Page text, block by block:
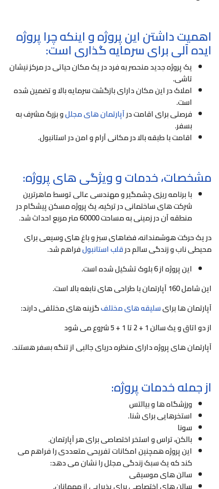
اهمیت داشتن این پروژه و اینکه چرا پروژه
ایده آلی برای سرمایه گذاری است:
یک پروژه جدید منحصر به فرد در یک مکان حیاتی در مرکز نیشان
تاشی.
املاک در این مکان دارای بازگشت سرمایه بالا و تضمین شده
است.
فرصتی برای اقامت درآپارتمان های مجللو بزرگ مشرف به
بسفر.
اقامت با طبقه بالا در مکانی آرام و امن در استانبول.
مشخصات، خدمات و ویژگی های پروژه:
با برنامه ریزی چشمگیر و مهندسی عالی توسط ماهرترین
شرکت های ساختمانی در ترکیه، یک پروژه مسکن پیشگام در
منطقه آن در زمینی به مساحت 60000 متر مربع احداث شد.
در یک حرکت هوشمندانه، فضاهای سبز و باغ های وسیعی برای
محیطی ناب و زندگی سالم درقلب استانبولفراهم شد.
این پروژه از 6 بلوک تشکیل شده است.
این شامل 160 آپارتمان با طراحی های نابغه بالا است.
آپارتمان ها برایسلیقه های مختلفگزینه های مختلفی دارند:
از دو اتاق و یک سالن 1 + 2 تا 1 + 5 شروع می شود
آپارتمان های پروژه دارای منظره دریای جالبی از تنگه بسفر هستند.
از جمله خدمات پروژه:
ورزشگاه ها و بیالتس
استخرهایی برای شنا.
سونا
بالکن، تراس و استخر اختصاصی برای هر آپارتمان.
این پروژه همچنین امکانات تفریحی متعددی را فراهم می
کند که یک سبک زندگی مجلل را نشان می دهد:
سالن های موسیقی